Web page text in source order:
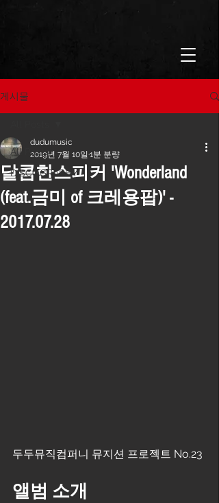
게시물
All Posts
DISCOGRAPHY
달콤한스피커 'Wonderland
(feat.금미 of 크레용팝)' -
2017.07.28
dudumusic
2019년 7월 10일 1분 분량
두두뮤직컴퍼니 뮤지션 프로젝트 No.23
앨범 소개